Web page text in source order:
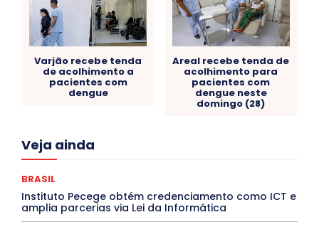
Varjão recebe tenda
de acolhimento a
pacientes com
dengue
Areal recebe tenda de
acolhimento para
pacientes com
dengue neste
domingo (28)
Veja ainda
Acre
Congressuanas & Esplanadumas
Crônica Política
Cultura e Tal
DANÇA Dengue
Denuncia
DESTAQUE BRASIL
DESTAQUE DF
DESTAQUE SAÚDE
BRASIL
Instituto Pecege obtém credenciamento como ICT e
amplia parcerias via Lei da Informática